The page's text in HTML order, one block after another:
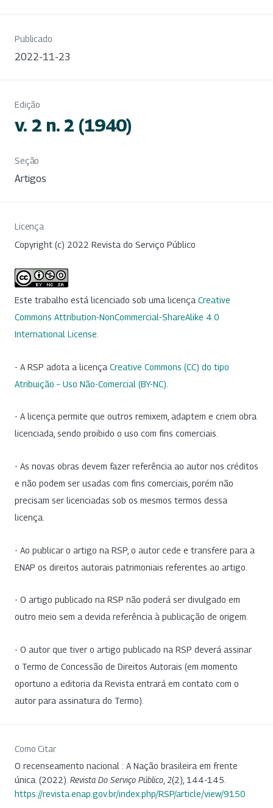
Publicado
2022-11-23
Edição
v. 2 n. 2 (1940)
Seção
Artigos
Licença
Copyright (c) 2022 Revista do Serviço Público
Este trabalho está licenciado sob uma licença Creative
Commons Attribution-NonCommercial-ShareAlike 4.0
International License
- A RSP adota a licença Creative Commons (CC) do tipo
Atribuição – Uso Não-Comercial (BY-NC)
- A licença permite que outros remixem, adaptem e criem obra
licenciada, sendo proibido o uso com fins comerciais.
- As novas obras devem fazer referência ao autor nos créditos
e não podem ser usadas com fins comerciais, porém não
precisam ser licenciadas sob os mesmos termos dessa
licença.
- Ao publicar o artigo na RSP, o autor cede e transfere para a
ENAP os direitos autorais patrimoniais referentes ao artigo.
- O artigo publicado na RSP não poderá ser divulgado em
outro meio sem a devida referência à publicação de origem.
- O autor que tiver o artigo publicado na RSP deverá assinar
o Termo de Concessão de Direitos Autorais (em momento
oportuno a editoria da Revista entrará em contato com o
autor para assinatura do Termo).
Como Citar
O recenseamento nacional : A Nação brasileira em frente
única. (2022). Revista Do Serviço Público 2(2), 144-145.
https://revista.enap.gov.br/index.php/RSP/article/view/9150